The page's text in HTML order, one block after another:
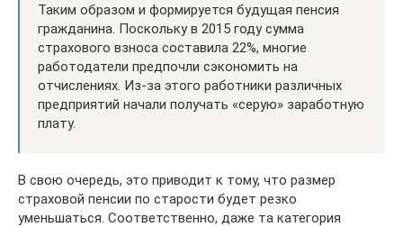
Таким образом и формируется будущая пенсия
гражданина. Поскольку в 2015 году сумма
страхового взноса составила 22%, многие
работодатели предпочли сэкономить на
отчислениях. Из-за этого работники различных
предприятий начали получать «серую» заработную
плату.
В свою очередь, это приводит к тому, что размер
страховой пенсии по старости будет резко
уменьшаться. Соответственно, даже та категория